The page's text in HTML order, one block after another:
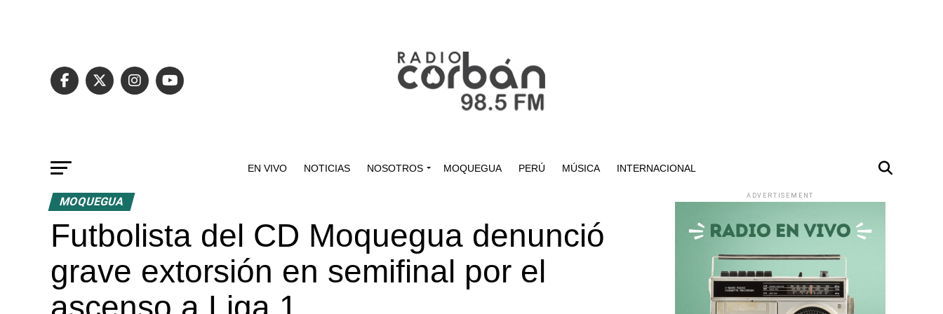
EN VIVO NOTICIAS NOSOTROS MOQUEGUA PERÚ MÚSICA INTERNACIONAL
MOQUEGUA
Futbolista del CD Moquegua denunció
grave extorsión en semifinal por el
ADVERTISEMENT